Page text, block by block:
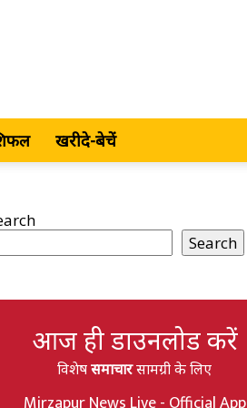
खरीदे-बेचें
Search
आज ही डाउनलोड करें
विशेषसमाचारसामग्री के लिए